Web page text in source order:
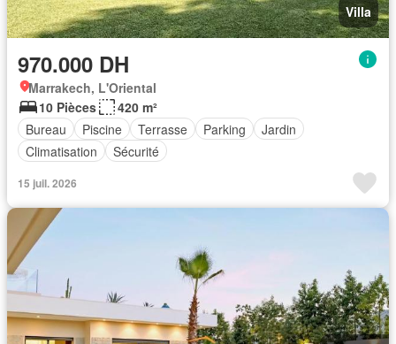
Villa
970.000 DH
Marrakech, L'Oriental
10 Pièces
420 m²
Bureau
Piscine Terrasse Parking
Jardin
Climatisation
Sécurité
15 juil. 2026